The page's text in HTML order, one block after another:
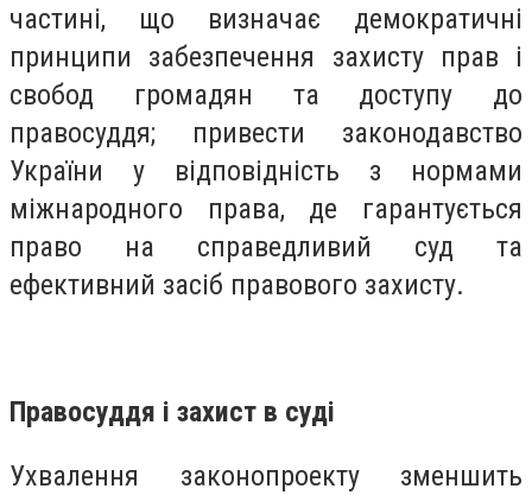
частині, що визначає демократичні
принципи забезпечення захисту прав і
свобод громадян та доступу до
правосуддя; привести законодавство
України у відповідність з нормами
міжнародного права, де гарантується
право на справедливий суд та
ефективний засіб правового захисту.
Правосуддя і захист в суді
Ухвалення законопроекту зменшить